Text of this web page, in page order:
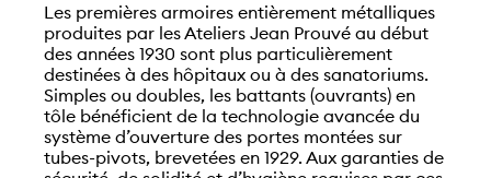
Les premières armoires entièrement métalliques
produites par les Ateliers Jean Prouvé au début
des années 1930 sont plus particulièrement
destinées à des hôpitaux ou à des sanatoriums.
Simples ou doubles, les battants (ouvrants) en
tôle bénéficient de la technologie avancée du
système d’ouverture des portes montées sur
tubes-pivots, brevetées en 1929. Aux garanties de